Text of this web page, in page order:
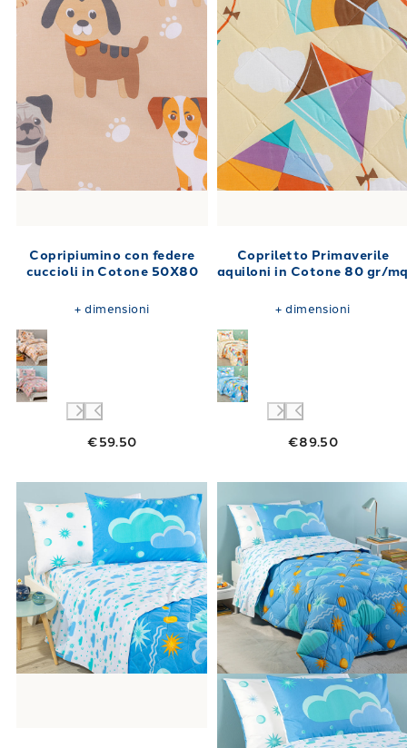
Copripiumino con federe
cuccioli in Cotone 50X80
€59.50
+dimensioni
Copriletto Primaverile
aquiloni in Cotone 80 gr/
€89.50
+dimensioni
Link to " Completo Lenzuola Magica Notte in